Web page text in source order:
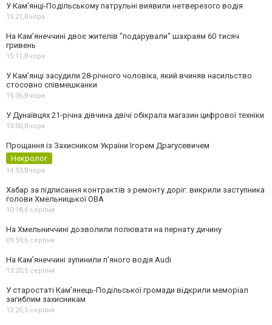
У Кам’янці-Подільському патрульні виявили нетверезого водія
15:21,Вчора
На Камʼянеччині двоє жителів "подарували" шахраям 60 тисяч
гривень
15:11,Вчора
У Камʼянці засудили 28-річного чоловіка, який вчиняв насильство
стосовно співмешканки
15:06,Вчора
У Дунаївцях 21-річна дівчина двічі обікрала магазин цифрової техніки
15:00,Вчора
Прощання із Захисником України Ігорем Драгусевичем
Некролог
14:53,Вчора
Хабар за підписання контрактів з ремонту доріг: викрили заступника
голови Хмельницької ОВА
10:18,6 серпня
На Хмельниччині дозволили полювати на пернату дичину
09:59,6 серпня
На Камʼянеччині зупинили п'яного водія Audi
13:20,5 серпня
У старостаті Кам’янець-Подільської громади відкрили меморіал
загиблим захисникам
12:20,5 серпня